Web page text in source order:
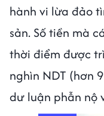
hành vi lừa đảo
sản. Số tiền mà
thời điểm được
nghìn NDT (hơn
dư luận phẫn nộ